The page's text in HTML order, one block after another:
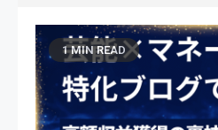
1 MIN READ